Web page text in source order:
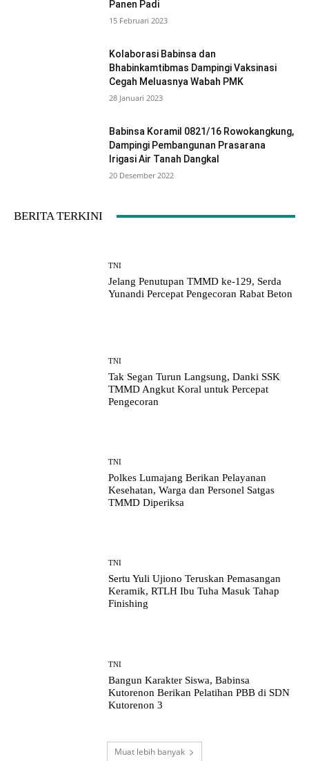
Panen Padi
15 Februari 2023
Kolaborasi Babinsa dan
Bhabinkamtibmas Dampingi Vaksinasi
Cegah Meluasnya Wabah PMK
28 Januari 2023
Babinsa Koramil 0821/16 Rowokangkung,
Dampingi Pembangunan Prasarana
Irigasi Air Tanah Dangkal
20 Desember 2022
BERITA TERKINI
TNI
Jelang Penutupan TMMD ke-129, Serda
Yunandi Percepat Pengecoran Rabat Beton
TNI
Tak Segan Turun Langsung, Danki SSK
TMMD Angkut Koral untuk Percepat
Pengecoran
TNI
Polkes Lumajang Berikan Pelayanan
Kesehatan, Warga dan Personel Satgas
TMMD Diperiksa
TNI
Sertu Yuli Ujiono Teruskan Pemasangan
Keramik, RTLH Ibu Tuha Masuk Tahap
Finishing
TNI
Bangun Karakter Siswa, Babinsa
Kutorenon Berikan Pelatihan PBB di SDN
Kutorenon 3
Muat lebih banyak